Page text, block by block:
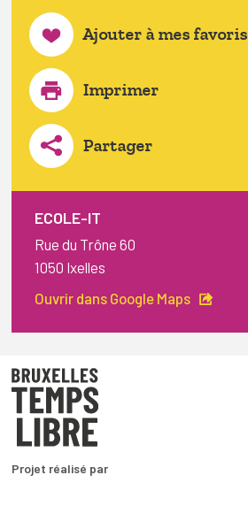
Ajouter à mes favoris
Imprimer
Partager
ECOLE-IT
Rue du Trône 60
1050 Ixelles
Ouvrir dans Google Maps
Projet réalisé par